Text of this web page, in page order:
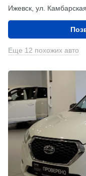
Ижевск, ул.
Еще 12 похожих авто